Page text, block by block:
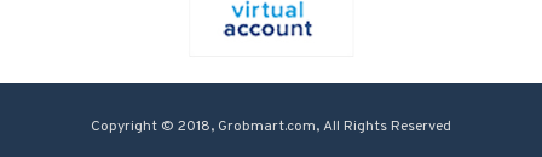
Copyright © 2018, Grobmart.com, All Rights Reserved